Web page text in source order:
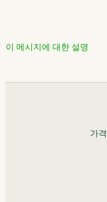
이 메시지에 대한 설명
가격